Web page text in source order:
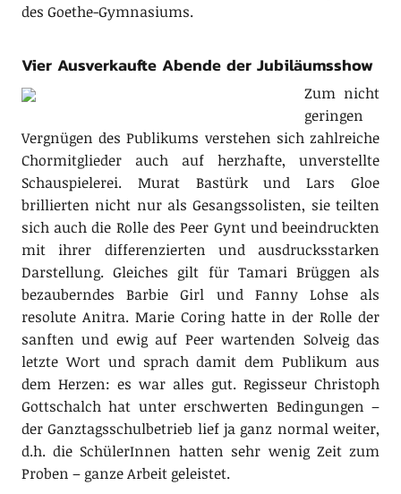
des Goethe-Gymnasiums.
Vier Ausverkaufte Abende der Jubiläumsshow
Zum nicht
geringen
Vergnügen des Publikums verstehen sich zahlreiche
Chormitglieder auch auf herzhafte, unverstellte
Schauspielerei. Murat Bastürk und Lars Gloe
brillierten nicht nur als Gesangssolisten, sie teilten
sich auch die Rolle des Peer Gynt und beeindruckten
mit ihrer differenzierten und ausdrucksstarken
Darstellung. Gleiches gilt für Tamari Brüggen als
bezauberndes Barbie Girl und Fanny Lohse als
resolute Anitra. Marie Coring hatte in der Rolle der
sanften und ewig auf Peer wartenden Solveig das
letzte Wort und sprach damit dem Publikum aus
dem Herzen: es war alles gut. Regisseur Christoph
Gottschalch hat unter erschwerten Bedingungen –
der Ganztagsschulbetrieb lief ja ganz normal weiter,
d.h. die SchülerInnen hatten sehr wenig Zeit zum
Proben – ganze Arbeit geleistet.